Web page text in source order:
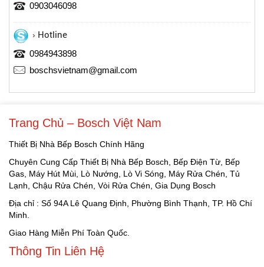
0903046098
Hotline
0984943898
boschsvietnam@gmail.com
Trang Chủ – Bosch Việt Nam
Thiết Bị Nhà Bếp Bosch Chính Hãng
Chuyên Cung Cấp Thiết Bị Nhà Bếp Bosch, Bếp Điện Từ, Bếp
Gas, Máy Hút Mùi, Lò Nướng, Lò Vi Sóng, Máy Rửa Chén, Tủ
Lạnh, Chậu Rửa Chén, Vòi Rửa Chén, Gia Dụng Bosch
Địa chỉ : Số 94A Lê Quang Định, Phường Bình Thạnh, TP. Hồ Chí
Minh.
Giao Hàng Miễn Phí Toàn Quốc.
Thông Tin Liên Hệ